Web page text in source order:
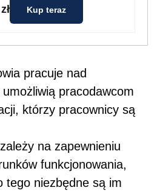
Kup teraz
pracuje nad
pracodawcom
którzy pracownicy są
na zapewnieniu
funkcjonowania,
tego niezbędne są im